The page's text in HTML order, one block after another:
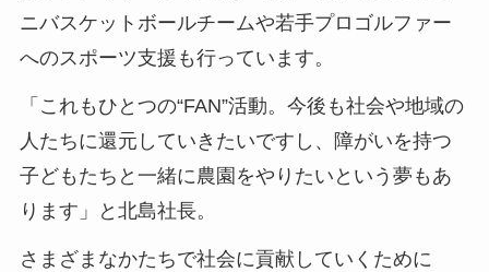
ニバスケットボールチームや若手プロゴルファー
へのスポーツ支援も行っています。
「これもひとつの“FAN”活動。今後も社会や地域の
人たちに還元していきたいですし、障がいを持つ
子どもたちと一緒に農園をやりたいという夢もあ
ります」と北島社長。
さまざまなかたちで社会に貢献していくために